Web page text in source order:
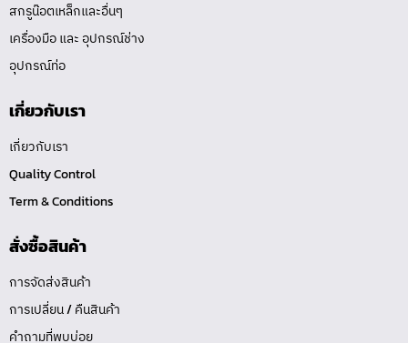
สกรูน๊อตเหล็กและอื่นๆ
เครื่องมือ และ อุปกรณ์ช่าง
อุปกรณ์ท่อ
เกี่ยวกับเรา
เกี่ยวกับเรา
Quality Control
Term & Conditions
สั่งซื้อสินค้า
การจัดส่งสินค้า
การเปลี่ยน / คืนสินค้า
คำถามที่พบบ่อย